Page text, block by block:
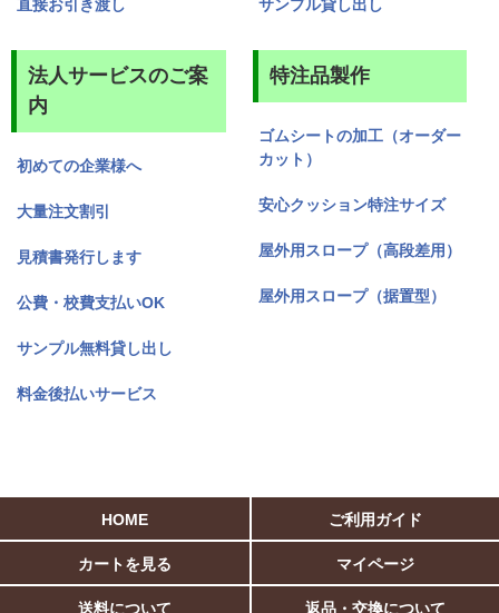
直接お引き渡し
法人サービスのご案
内
初めての企業様へ
大量注文割引
見積書発行します
公費・校費支払いOK
サンプル無料貸し出し
料金後払いサービス
サンプル貸し出し
特注品製作
ゴムシートの加工（オーダー
カット）
安心クッション特注サイズ
屋外用スロープ（高段差用）
屋外用スロープ（据置型）
HOME ご利用ガイド
カートを見る マイページ
送料について 返品・交換について